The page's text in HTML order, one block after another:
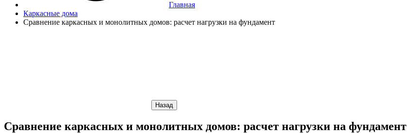
Главная
Каркасные дома
Сравнение каркасных и монолитных домов: расчет нагрузки на фундамент
Назад
Сравнение каркасных и монолитных домов: расчет нагрузки на фундамент